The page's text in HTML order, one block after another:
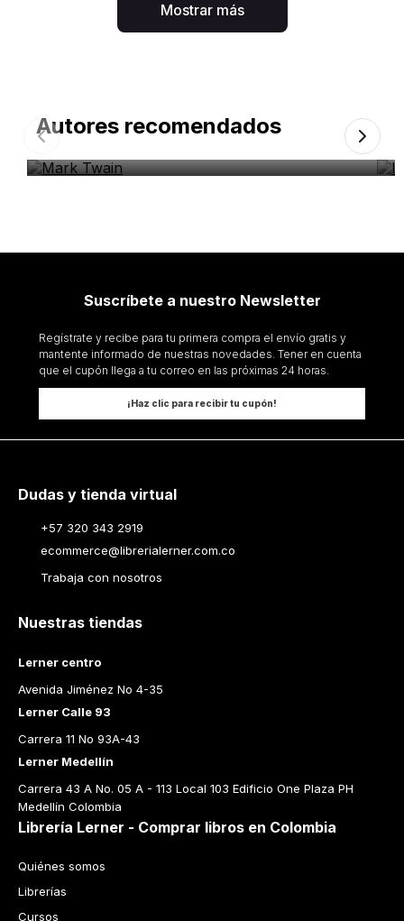
Mostrar más
Autores recomendados
Suscríbete a nuestro Newsletter
Regístrate y recibe para tu primera compra el envío gratis y
mantente informado de nuestras novedades. Tener en cuenta
que el cupón llega a tu correo en las próximas 24 horas.
¡Haz clic para recibir tu cupón!
Dudas y tienda virtual
+57 320 343 2919
ecommerce@librerialerner.com.co
Trabaja con nosotros
Nuestras tiendas
Lerner centro
Avenida Jiménez No 4-35
Lerner Calle 93
Carrera 11 No 93A-43
Lerner Medellín
Carrera 43 A No. 05 A - 113 Local 103 Edificio One Plaza PH
Medellín Colombia
Librería Lerner - Comprar libros en Colombia
Quiénes somos
Librerías
Cursos